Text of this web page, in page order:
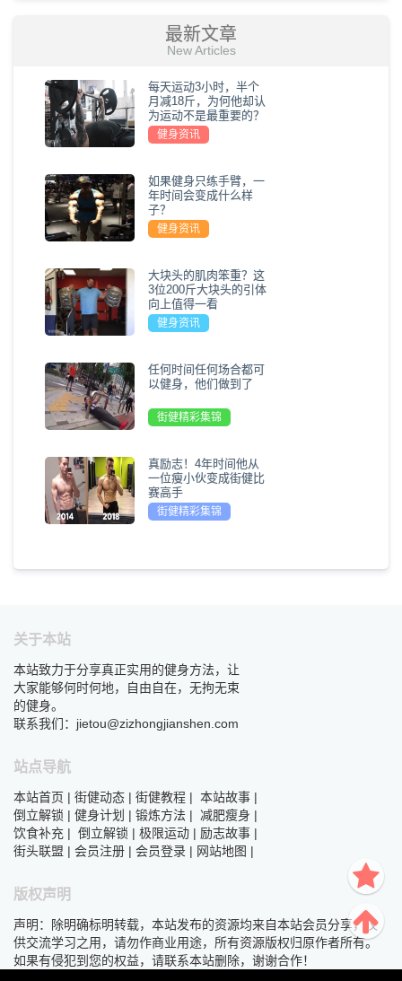
最新文章
New Articles
每天运动3小时，半个
月减18斤，为何他却认
为运动不是最重要的？
健身资讯
如果健身只练手臂，一
年时间会变成什么样
子？
健身资讯
大块头的肌肉笨重？这
3位200斤大块头的引体
向上值得一看
健身资讯
任何时间任何场合都可
以健身，他们做到了
街健精彩集锦
真励志！4年时间他从
一位瘦小伙变成街健比
赛高手
街健精彩集锦
关于本站
本站致力于分享真正实用的健身方法，让
大家能够何时何地，自由自在，无拘无束
的健身。
联系我们：jietou@zizhongjianshen.com
站点导航
本站首页 | 街健动态 | 街健教程 | 本站故事 |
倒立解锁 | 健身计划 | 锻炼方法 | 减肥瘦身 |
饮食补充 | 倒立解锁 | 极限运动 | 励志故事 |
街头联盟 | 会员注册 | 会员登录 | 网站地图 |
版权声明
声明：除明确标明转载，本站发布的资源均来自本站会员分享，仅
供交流学习之用，请勿作商业用途，所有资源版权归原作者所有。
如果有侵犯到您的权益，请联系本站删除，谢谢合作！